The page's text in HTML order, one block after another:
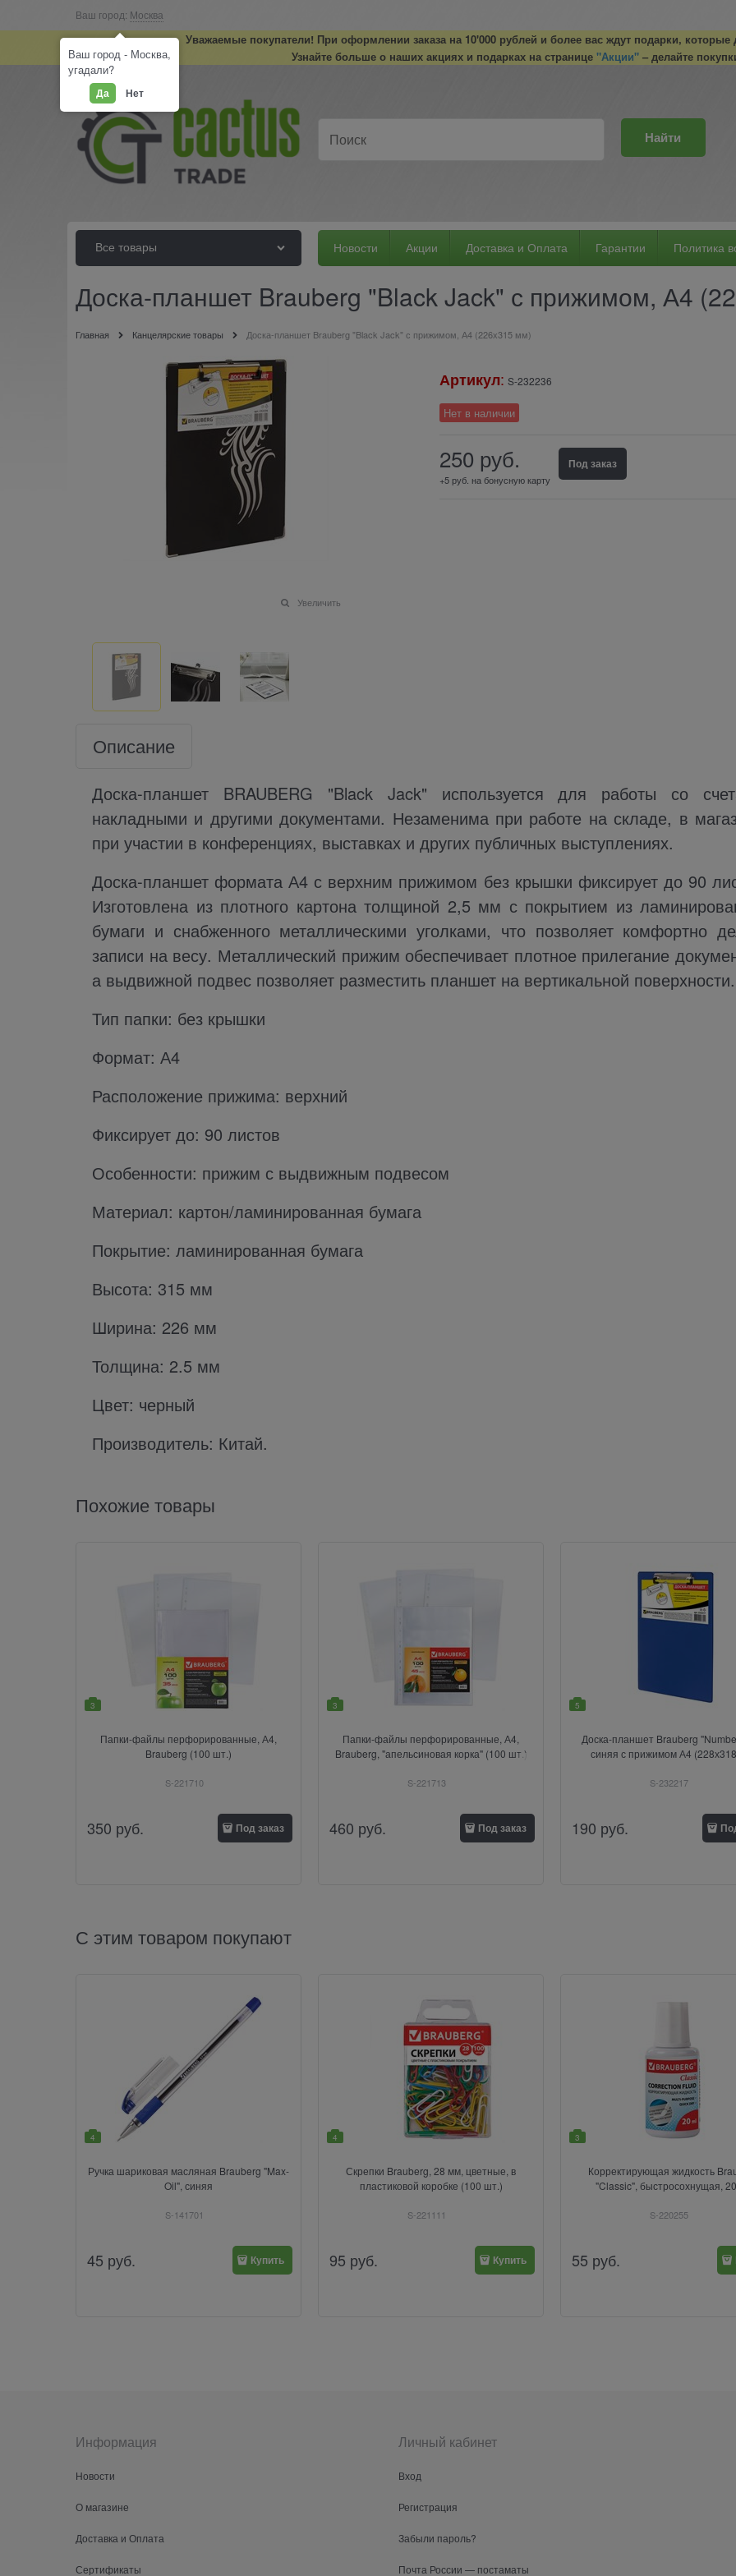
Ваш город: Москва
Уважаемые покупатели! При оформлении заказа на 10'000 рублей и более вас ждут подарки,
Узнайте больше о наших акциях и подарках на странице "Акции"– делайте
Найти
Все товары Новости Акции Доставка и Оплата Гарантии Политика
Доска-планшет Brauberg "Black Jack" с прижимом, А4
Главная Канцелярские товары Доска-планшет Brauberg "Black Jack" с прижимом, А4 (226х315 мм)
Увеличить
Артикул: S-232236
Нет в наличии
250 руб.
+5 руб. на бонусную карту
Под заказ
Описание
Доска-планшет BRAUBERG "Black Jack" используется для работы со
накладными и другими документами. Незаменима при работе на складе, в
при участии в конференциях, выставках и других публичных выступлениях.
Доска-планшет формата А4 с верхним прижимом без крышки фиксирует до 90
Изготовлена из плотного картона толщиной 2,5 мм с покрытием из
бумаги и снабженного металлическими уголками, что позволяет комфортно
записи на весу. Металлический прижим обеспечивает плотное прилегание
а выдвижной подвес позволяет разместить планшет на вертикальной поверхности.
Тип папки: без крышки
Формат: А4
Расположение прижима: верхний
Фиксирует до: 90 листов
Особенности: прижим с выдвижным подвесом
Материал: картон/ламинированная бумага
Покрытие: ламинированная бумага
Высота: 315 мм
Ширина: 226 мм
Толщина: 2.5 мм
Цвет: черный
Производитель: Китай.
Похожие товары
3
Папки-файлы перфорированные, А4,
Brauberg (100 шт.)
S-221710
350 руб. Под заказ
3
Папки-файлы перфорированные, А4,
Brauberg, "апельсиновая корка" (100 шт.)
S-221713
460 руб. Под заказ
5
Доска-планшет Brauberg
синяя с прижимом А4
S-232217
190 руб.
С этим товаром покупают
4
Ручка шариковая масляная Brauberg "Max-
Oil", синяя
S-141701
45 руб. Купить
4
Скрепки Brauberg, 28 мм, цветные, в
пластиковой коробке (100 шт.)
S-221111
95 руб. Купить
3
Корректирующая жидкость
"Classic", быстросохнущая,
S-220255
55 руб.
Информация
Новости
О магазине
Доставка и Оплата
Сертификаты
Личный кабинет
Вход
Регистрация
Забыли пароль?
Почта России — постаматы
Ваш город - Москва,
угадали?
Да Нет